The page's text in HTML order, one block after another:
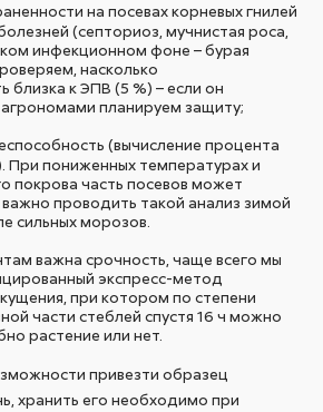
на посевах корневых гнилей
(септориоз, мучнистая роса,
инфекционном фоне – бурая
насколько
близка к ЭПВ (5 %) – если он
агрономами планируем защиту;
(вычисление процента
При пониженных температурах и
покрова часть посевов может
проводить такой анализ зимой
сильных морозов.
важна срочность, чаще всего мы
экспресс-метод
при котором по степени
части стеблей спустя 16 ч можно
растение или нет.
привезти образец
хранить его необходимо при